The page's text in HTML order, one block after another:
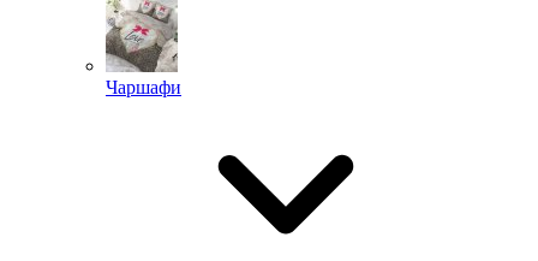
Чаршафи